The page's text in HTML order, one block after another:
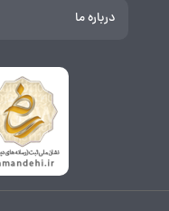
درباره ما